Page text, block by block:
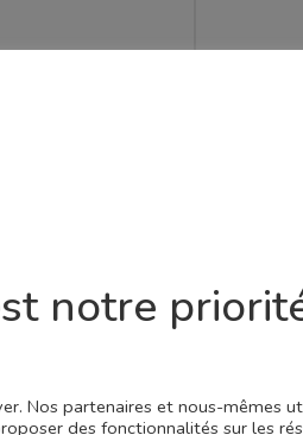
Inauguré en
lors de la
Jean-
une
les trois
la vie au front
notre
Nos partenaires et nous-mêmes
des fonctionnalités sur les